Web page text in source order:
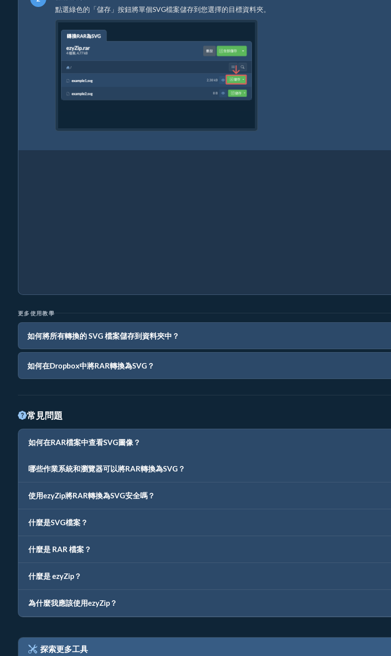
點選綠色的「儲存」按鈕將單個SVG檔案儲存到您選擇的目標資料夾。
更多使用教學
如何將所有轉換的 SVG 檔案儲存到資料夾中？
如何在Dropbox中將RAR轉換為SVG？
常見問題
如何在RAR檔案中查看SVG圖像？
哪些作業系統和瀏覽器可以將RAR轉換為SVG？
使用ezyZip將RAR轉換為SVG安全嗎？
什麼是SVG檔案？
什麼是 RAR 檔案？
什麼是 ezyZip？
為什麼我應該使用ezyZip？
探索更多工具